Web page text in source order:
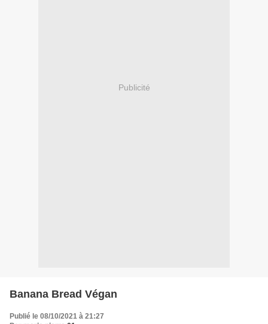
Publicité
Banana Bread Végan
Publié le 08/10/2021 à 21:27